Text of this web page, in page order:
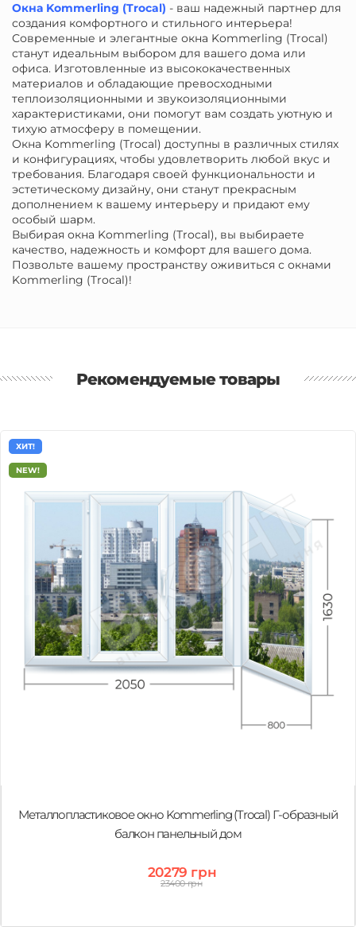
Окна Kommerling (Trocal) - ваш надежный партнер для
создания комфортного и стильного интерьера!
Современные и элегантные окна Kommerling (Trocal)
станут идеальным выбором для вашего дома или
офиса. Изготовленные из высококачественных
материалов и обладающие превосходными
теплоизоляционными и звукоизоляционными
характеристиками, они помогут вам создать уютную и
тихую атмосферу в помещении.
Окна Kommerling (Trocal) доступны в различных стилях
и конфигурациях, чтобы удовлетворить любой вкус и
требования. Благодаря своей функциональности и
эстетическому дизайну, они станут прекрасным
дополнением к вашему интерьеру и придают ему
особый шарм.
Выбирая окна Kommerling (Trocal), вы выбираете
качество, надежность и комфорт для вашего дома.
Позвольте вашему пространству оживиться с окнами
Kommerling (Trocal)!
Рекомендуемые товары
ХИТ!
NEW!
Металлопластиковое окно Kommerling (Trocal) Г-образный
балкон панельный дом
20279 грн
23400 грн